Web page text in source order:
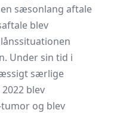
sæsonlang aftale
blev
Under sin tid i
særlige
blev
og blev